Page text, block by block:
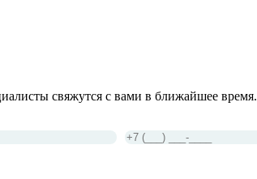
свяжутся с вами в ближайшее время.